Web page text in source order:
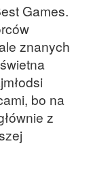
Games.
znanych
bo na
z